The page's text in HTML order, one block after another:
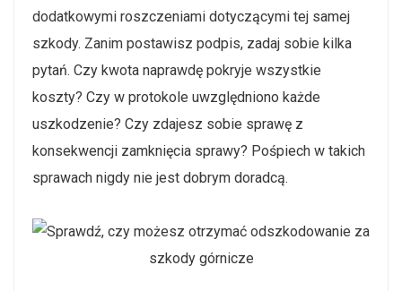
dodatkowymi roszczeniami dotyczącymi tej samej
szkody. Zanim postawisz podpis, zadaj sobie kilka
pytań. Czy kwota naprawdę pokryje wszystkie
koszty? Czy w protokole uwzględniono każde
uszkodzenie? Czy zdajesz sobie sprawę z
konsekwencji zamknięcia sprawy? Pośpiech w takich
sprawach nigdy nie jest dobrym doradcą.